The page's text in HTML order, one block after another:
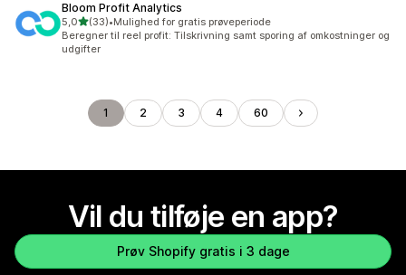
Bloom Profit Analytics
5,0ud af 5 stjerner
(33)
33 anmeldelser i alt
•Mulighed for gratis prøveperiode
Beregner til reel profit: Tilskrivning samt sporing af omkostninger og
udgifter
1 2 3 4 60
Vil du tilføje en app?
Prøv Shopify gratis i 3 dage